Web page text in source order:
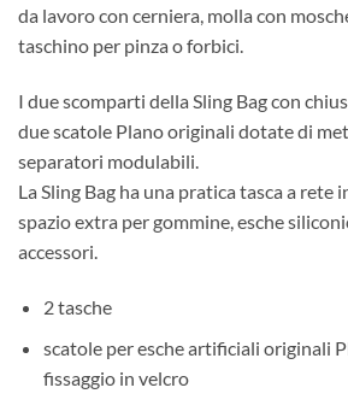
da lavoro con cerniera, molla con
taschino per pinza o forbici.
I due scomparti della Sling Bag con
due scatole Plano originali dotate di
separatori modulabili.
La Sling Bag ha una pratica tasca a rete
spazio extra per gommine, esche
accessori.
2 tasche
scatole per esche artificiali originali
fissaggio in velcro